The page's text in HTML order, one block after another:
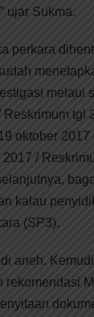
ujar Sukma.
perkara
melaui
Reskrimum tgl
oktober 2017
/
kalau
(SP3).
aneh.
rekomendasi